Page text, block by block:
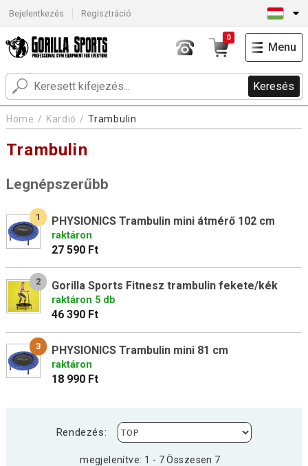
Bejelentkezés Regisztráció
Keresés
0
Menu
Home Kardió Trambulin
Trambulin
Legnépszerűbb
1 PHYSIONICS Trambulin mini átmérő 102 cm
raktáron
27 590 Ft
2 Gorilla Sports Fitnesz trambulin fekete/kék
raktáron 5 db
46 390 Ft
3 PHYSIONICS Trambulin mini 81 cm
raktáron
18 990 Ft
Rendezés:
megjelenítve: 1 - 7 Összesen 7